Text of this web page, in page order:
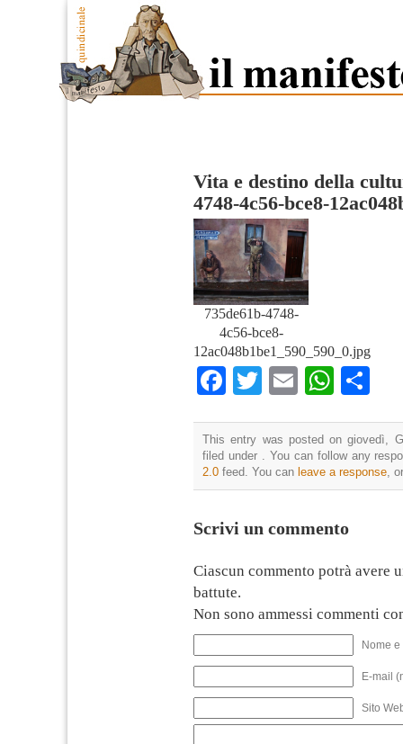
Vita e destino della
4748-4c56-bce8-
735de61b-4748-
4c56-bce8-
12ac048b1be1_590_590_0.jpg
Facebook
TwitterEmail
This entry was posted on giovedì,
filed under . You can follow any
2.0 feed. You can leave a response ,
Scrivi un commento
Ciascun commento potrà avere
battute.
Non sono ammessi commenti
Nome
E-mail
Sito